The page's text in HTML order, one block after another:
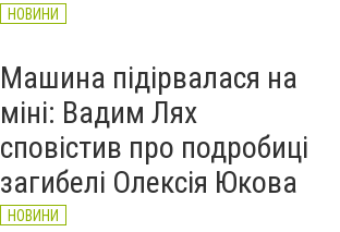
НОВИНИ
Машина підірвалася на
міні: Вадим Лях
сповістив про подробиці
загибелі Олексія Юкова
НОВИНИ